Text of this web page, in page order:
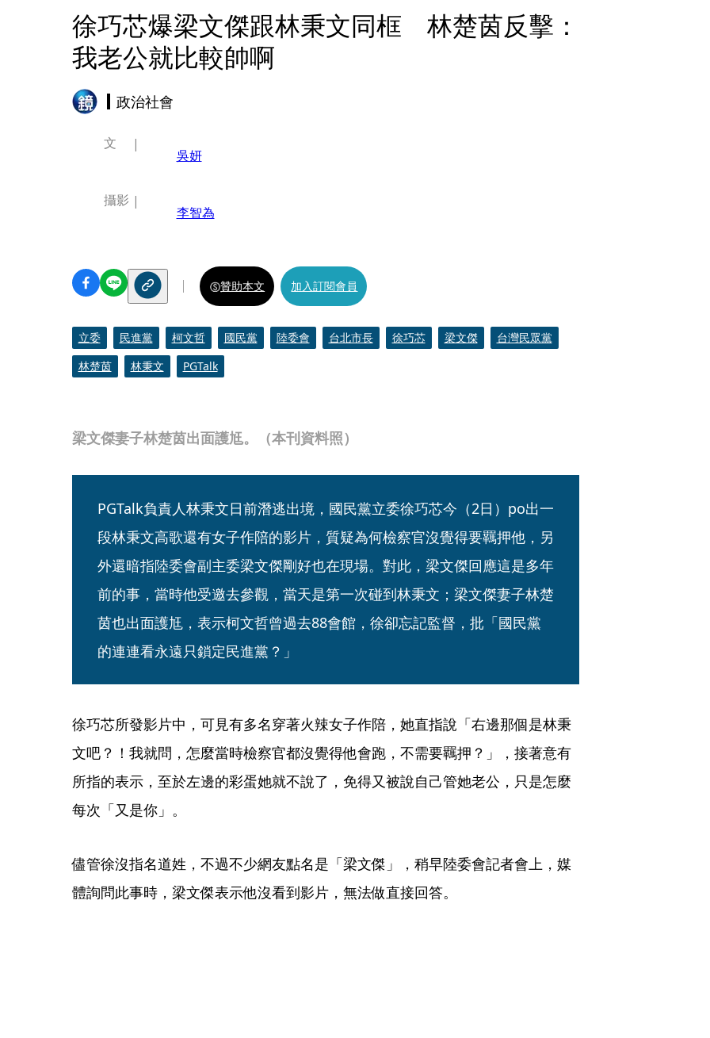
徐巧芯爆梁文傑跟林秉文同框 林楚茵反擊：
我老公就比較帥啊
政治社會
梁文傑妻子林楚茵出面護尪。（本刊資料照）
文
吳妍
攝影
李智為
贊助本文 加入訂閱會員
立委 民進黨 柯文哲 國民黨 陸委會 台北市長 徐巧芯 梁文傑
台灣民眾黨
林楚茵
林秉文 PGTalk
PGTalk負責人林秉文日前潛逃出境，國民黨立委徐巧芯今（2日）po出一
段林秉文高歌還有女子作陪的影片，質疑為何檢察官沒覺得要羈押他，另
外還暗指陸委會副主委梁文傑剛好也在現場。對此，梁文傑回應這是多年
前的事，當時他受邀去參觀，當天是第一次碰到林秉文；梁文傑妻子林楚
茵也出面護尪，表示柯文哲曾過去88會館，徐卻忘記監督，批「國民黨
的連連看永遠只鎖定民進黨？」
徐巧芯所發影片中，可見有多名穿著火辣女子作陪，她直指說「右邊那個是林秉
文吧？！我就問，怎麼當時檢察官都沒覺得他會跑，不需要羈押？」，接著意有
所指的表示，至於左邊的彩蛋她就不說了，免得又被說自己管她老公，只是怎麼
每次「又是你」。
儘管徐沒指名道姓，不過不少網友點名是「梁文傑」，稍早陸委會記者會上，媒
體詢問此事時，梁文傑表示他沒看到影片，無法做直接回答。